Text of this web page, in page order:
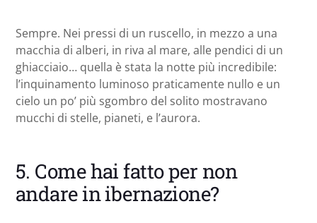
Sempre. Nei pressi di un ruscello, in mezzo a una
macchia di alberi, in riva al mare, alle pendici di un
ghiacciaio… quella è stata la notte più incredibile:
l’inquinamento luminoso praticamente nullo e un
cielo un po’ più sgombro del solito mostravano
mucchi di stelle, pianeti, e l’aurora.
5. Come hai fatto per non
andare in ibernazione?